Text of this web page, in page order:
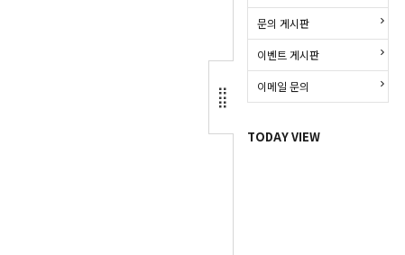
문의 게시판
이벤트 게시판
이메일 문의
TODAY VIEW